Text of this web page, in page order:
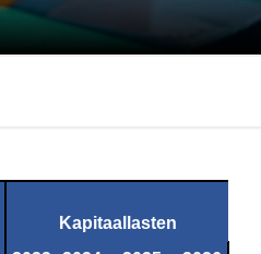
Kapitaallasten